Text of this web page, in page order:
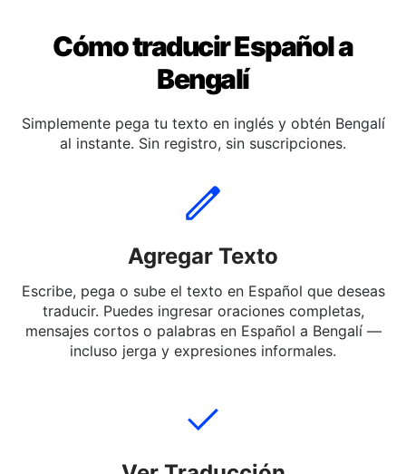
Cómo traducir Español a
Bengalí
al instante. Sin registro, sin suscripciones.
Agregar Texto
Escribe, pega o sube el texto en Español que deseas
traducir. Puedes ingresar oraciones completas,